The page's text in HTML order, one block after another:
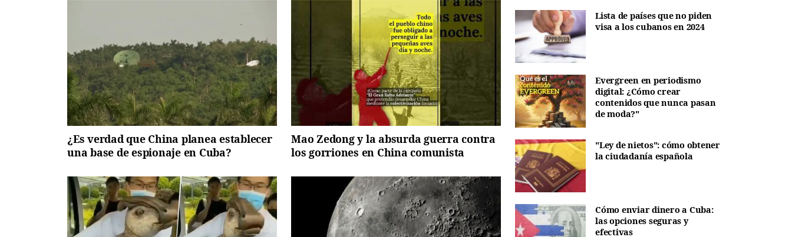
¿Es verdad que China planea establecer
una base de espionaje en Cuba?
Mao Zedong y la absurda guerra contra
los gorriones en China comunista
Lista de países que no piden
visa a los cubanos en 2024
Evergreen en periodismo
digital: ¿Cómo crear
contenidos que nunca pasan
de moda?"
"Ley de nietos": cómo obtener
la ciudadanía española
Cómo enviar dinero a Cuba:
las opciones seguras y
efectivas